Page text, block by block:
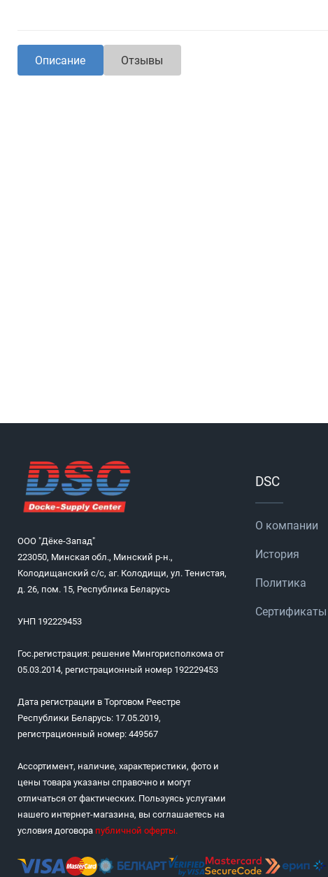
Описание Отзывы
ООО "Дёке-Запад"
223050, Минская обл., Минский р-н.,
Колодищанский с/с, аг. Колодищи, ул. Тенистая,
д. 26, пом. 15, Республика Беларусь
УНП 192229453
Гос.регистрация: решение Мингорисполкома от
05.03.2014, регистрационный номер 192229453
Дата регистрации в Торговом Реестре
Республики Беларусь: 17.05.2019,
регистрационный номер: 449567
Ассортимент, наличие, характеристики, фото и
цены товара указаны справочно и могут
отличаться от фактических. Пользуясь услугами
нашего интернет-магазина, вы соглашаетесь на
условия договора публичной оферты.
DSC
О компании
История
Политика
Сертификаты